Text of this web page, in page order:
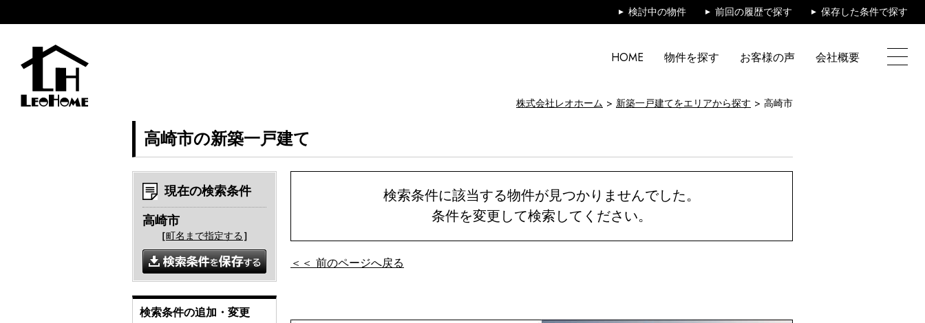
検討中の物件 前回の履歴で探す 保存した条件で探す
HOME 物件を探す お客様の声 会社概要
株式会社レオホーム 新築一戸建てをエリアから探す 高崎市
高崎市の新築一戸建て
検索条件に該当する物件が見つかりませんでした。
条件を変更して検索してください。
＜＜ 前のページへ戻る
現在の検索条件
高崎市
［町名まで指定する ］
検索条件の追加・変更